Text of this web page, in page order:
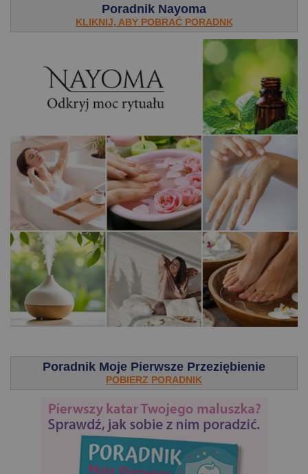
Poradnik Nayoma
KLIKNIJ, ABY POBRAĆ PORADNK
Poradnik Moje Pierwsze Przeziębienie
POBIERZ PORADNIK